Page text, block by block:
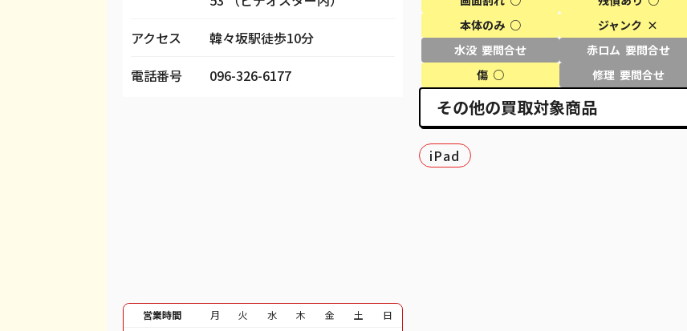
iPhone 13 Pro
iPhone 13 Pro Max
iPhone 11 Pro
都度見積(非公開)
都度見積(非公開)
都度見積(非公開)
都度見積(非公開) ¥30,600
¥50,000
¥61,000
¥69,000
¥25,000
¥57,000
¥18,000
¥44,000
¥60,000
¥70,000
アクセス
韓々坂駅徒歩10分
電話番号
096-326-6177
営業時間 月 火 水 木 金 土
日
本体のみ ○
ジャンク ×
水没 要問合せ
赤ロム 要問合せ
傷 ○
修理 要問合せ
その他の買取対象商品
iPad